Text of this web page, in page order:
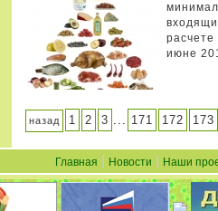
июне
назад 1 2 3 ... 171 172 173
Главная Новости Наши